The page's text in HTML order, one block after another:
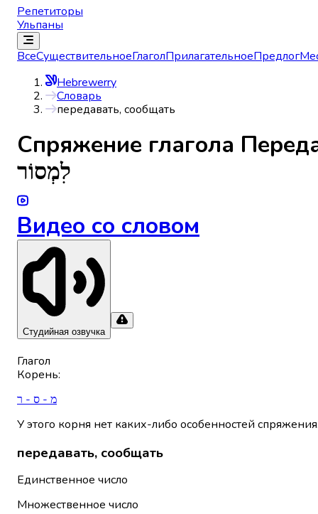
Репетиторы
Ульпаны
ВсеСуществительноеГлаголПрилагательноеПредлог
Hebrewerry
Словарь
передавать, сообщать
Спряжениe глагола
לִמְסוֹר
Видео со словом
Студийная озвучка
Глагол
Корень:
מ - ס - ר
У этого корня нет каких-либо особенностей
передавать, сообщать
Единственное число
Множественное число